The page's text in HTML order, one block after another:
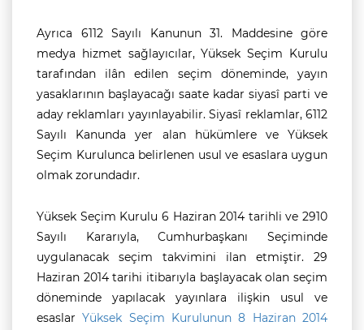
Ayrıca 6112 Sayılı Kanunun 31. Maddesine göre
medya hizmet sağlayıcılar, Yüksek Seçim Kurulu
tarafından ilân edilen seçim döneminde, yayın
yasaklarının başlayacağı saate kadar siyasî parti ve
aday reklamları yayınlayabilir. Siyasî reklamlar, 6112
Sayılı Kanunda yer alan hükümlere ve Yüksek
Seçim Kurulunca belirlenen usul ve esaslara uygun
olmak zorundadır.
Yüksek Seçim Kurulu 6 Haziran 2014 tarihli ve 2910
Sayılı Kararıyla, Cumhurbaşkanı Seçiminde
uygulanacak seçim takvimini ilan etmiştir. 29
Haziran 2014 tarihi itibarıyla başlayacak olan seçim
döneminde yapılacak yayınlara ilişkin usul ve
esaslarYüksek Seçim Kurulunun 8 Haziran 2014